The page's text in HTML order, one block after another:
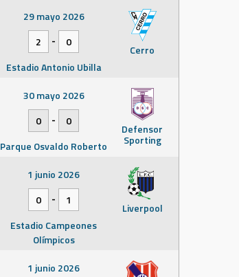
Cerro
29 mayo 2026
2
-
0
Estadio Antonio Ubilla
Defensor
Sporting
30 mayo 2026
0
-
0
Parque Osvaldo Roberto
Liverpool
1 junio 2026
0
-
1
Estadio Campeones
Olímpicos
1 junio 2026